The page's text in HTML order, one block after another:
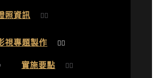
照資訊
視專題製作
實施要點